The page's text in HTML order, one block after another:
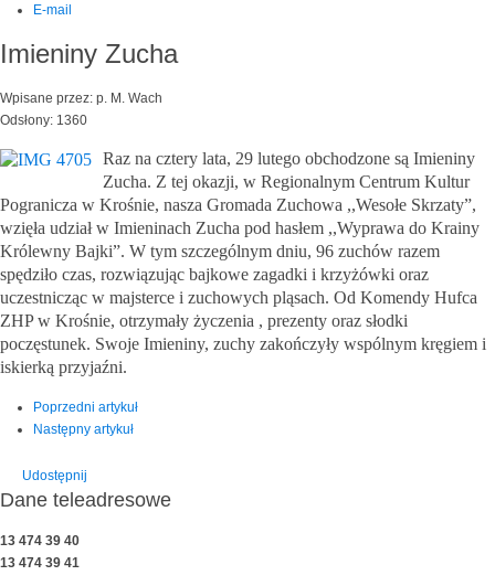
E-mail
Imieniny Zucha
Wpisane przez: p. M. Wach
Odsłony: 1360
Raz na cztery lata, 29 lutego obchodzone są Imieniny
Zucha. Z tej okazji, w Regionalnym Centrum Kultur
Pogranicza w Krośnie, nasza Gromada Zuchowa ,,Wesołe Skrzaty”,
wzięła udział w Imieninach Zucha pod hasłem ,,Wyprawa do Krainy
Królewny Bajki”. W tym szczególnym dniu, 96 zuchów razem
spędziło czas, rozwiązując bajkowe zagadki i krzyżówki oraz
uczestnicząc w majsterce i zuchowych pląsach. Od Komendy Hufca
ZHP w Krośnie, otrzymały życzenia , prezenty oraz słodki
poczęstunek. Swoje Imieniny, zuchy zakończyły wspólnym kręgiem i
iskierką przyjaźni.
Poprzedni artykuł
Następny artykuł
Udostępnij
Dane teleadresowe
13 474 39 40
13 474 39 41